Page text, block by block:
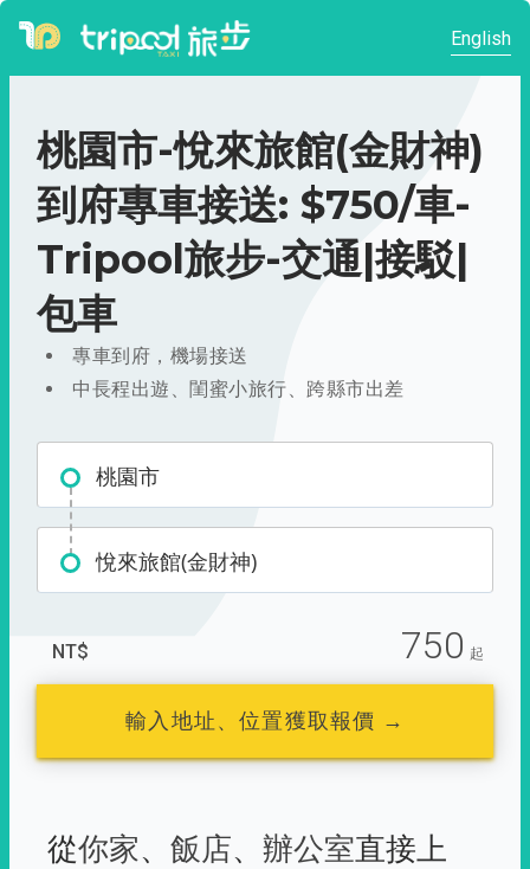
English
桃園市-悅來旅館(金財神)
到府專車接送: $750/車-
Tripool旅步-交通|接駁|
包車
專車到府，機場接送
中長程出遊、閨蜜小旅行、跨縣市出差
桃園市
悅來旅館(金財神)
NT$ 750 起
輸入地址、位置獲取報價 →
從你家、 飯店、 辦公室直接上